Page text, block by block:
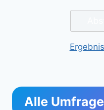
Alle